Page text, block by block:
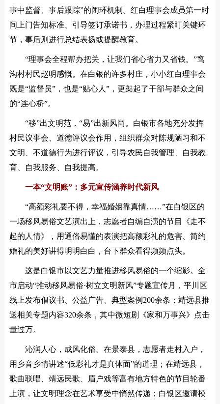
事中监督、事后跟踪”的闭环机制。红白理事会成员第一时
间上门告知标准、引导签订承诺书，办理过程紧盯关键环
节，事后则进行总结表扬或提醒教育。
“理事会全程帮办把关，让我们省心省力又省钱。”窎
沟村村民赵明感慨。在白银的许多村庄，小小红白理事会
既是“监督员”，也是“贴心人”，更架起了干部与群众之间
的“连心桥”。
“移”出文明范，“易”出新风尚。白银市各地充分发挥
村民议事会、道德评议会作用，组织群众对陈规陋习和不
文明、不道德行为进行评议，引导农民自我管理、自我教
育、自我服务、自我提高。
一本“文明账”：多元宣传涵养时代新风
“高额彩礼要不得，幸福婚姻靠真情……”在白银区的
一场移风易俗文艺演出上，志愿者自编自演的节目《走不
起的人情》，用通俗易懂的表演把高额彩礼的危害、简约
婚礼的美好讲得明明白白，台下群众看得频频点头。
这是白银市以文艺力量推进移风易俗的一个缩影。全
市启动“推动移风易俗·树立文明新风”专题宣传月，平川区
线上发布倡议书、公益广告、典型案例200余条；靖远县推
送相关专题内容320余条，其中微短剧《家和万事兴》点击
量过万。
沁润人心，成风化俗。在景泰县，志愿者走村入户，
用乡音乡情讲述“低彩礼才是真体面”的道理；在靖远县，
歌曲联唱、靖远民歌、眉户戏等富有地方特色的节目轮番
上演，让文明理念在艺术享受中悄然传递；白银区邀请模